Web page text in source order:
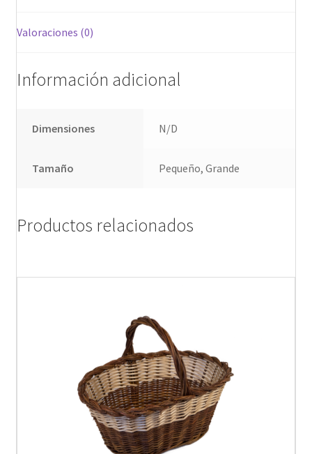
Valoraciones (0)
Información adicional
Dimensiones N/D
Tamaño Pequeño, Grande
Productos relacionados